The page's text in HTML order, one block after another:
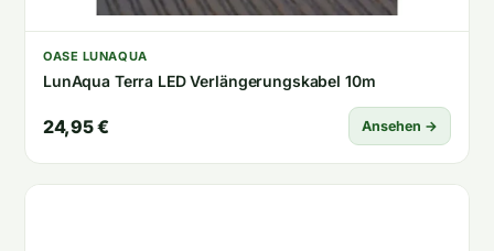
OASE LUNAQUA
LunAqua Terra LED Verlängerungskabel 10m
24,95 € Ansehen →